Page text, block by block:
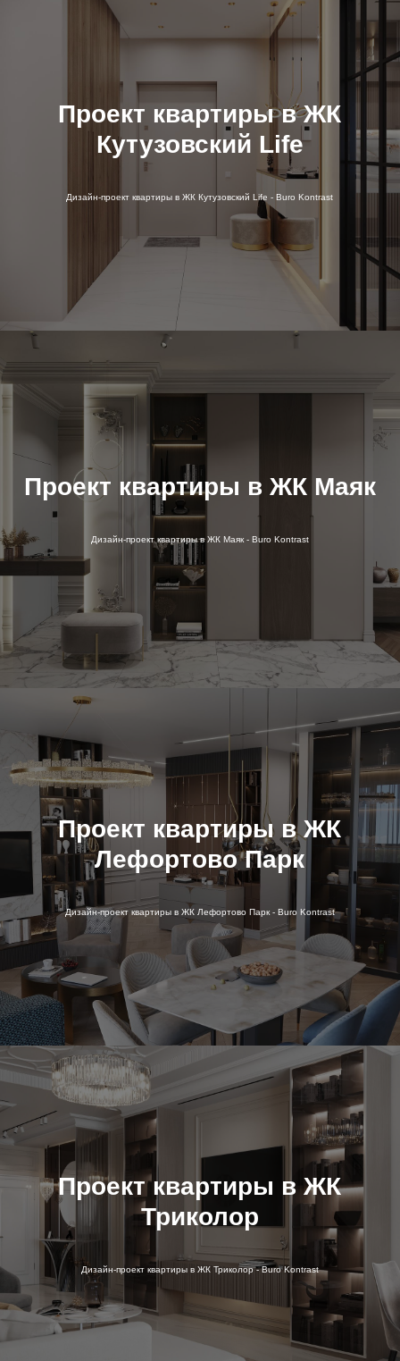
Проект квартиры в ЖК
Кутузовский Life
Дизайн-проект квартиры в ЖК Кутузовский Life - Buro Kontrast
Проект квартиры в ЖК Маяк
Дизайн-проект квартиры в ЖК Маяк - Buro Kontrast
Проект квартиры в ЖК
Лефортово Парк
Дизайн-проект квартиры в ЖК Лефортово Парк - Buro Kontrast
Проект квартиры в ЖК
Триколор
Дизайн-проект квартиры в ЖК Триколор - Buro Kontrast